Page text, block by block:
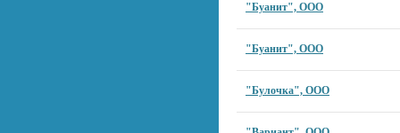
"Буанит", ООО
"Буанит", ООО
"Булочка", ООО